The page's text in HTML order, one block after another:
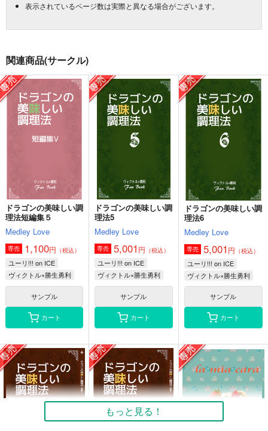
表示されているページ数は実際と異なる場合がございます。
関連商品(サークル)
ドラゴンの美味しい調
理法短編集５
Medley Love
専売 1,100円 （税込）
ユーリ!!! on ICE
ヴィクトル×勝生勇利
サンプル
カート
ドラゴンの美味しい調
理法5
Medley Love
専売 5,001 円 （税込）
ユーリ!!! on ICE
ヴィクトル×勝生勇利
サンプル
カート
ドラゴンの美味しい調
理法6
Medley Love
専売 5,001 円 （税込）
ユーリ!!! on ICE
ヴィクトル×勝生勇利
サンプル
カート
もっと見る！